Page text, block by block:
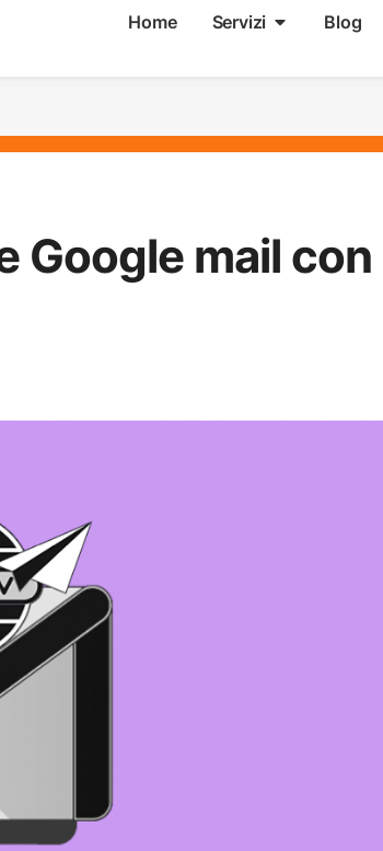
Home Servizi Blog
Google mail con